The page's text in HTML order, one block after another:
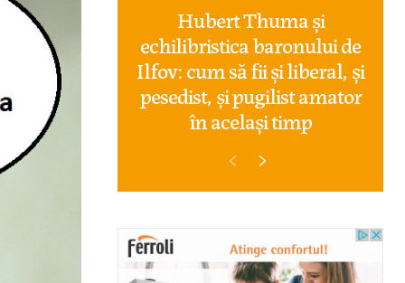
Hubert Thuma și
echilibristica baronului de
Ilfov: cum să fii și liberal, și
pesedist, și pugilist amator
în același timp